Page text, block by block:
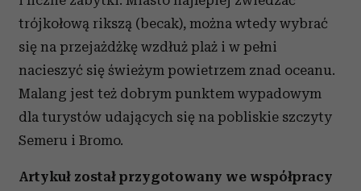
trójkołową rikszą (becak), można wtedy wybrać
się na przejażdżkę wzdłuż plaż i w pełni
nacieszyć się świeżym powietrzem znad oceanu.
Malang jest też dobrym punktem wypadowym
dla turystów udających się na pobliskie szczyty
Semeru i Bromo.
Artykuł został przygotowany we współpracy